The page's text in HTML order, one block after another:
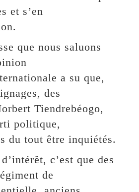
et s’en
que nous saluons
a su que,
des
Tiendrebéogo,
politique,
du tout être inquiétés.
c’est que des
de